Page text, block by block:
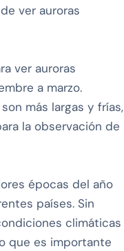
ver auroras
ver auroras
a marzo.
más largas y frías,
la observación de
épocas del año
países. Sin
climáticas
que es importante